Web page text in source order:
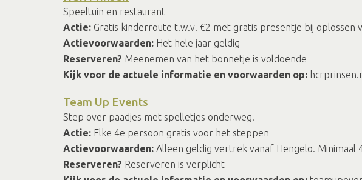
Speeltuin en restaurant
Actie: Gratis kinderroute t.w.v. €2 met gratis presentje bij oplossen
Actievoorwaarden: Het hele jaar geldig
Reserveren? Meenemen van het bonnetje is voldoende
Kijk voor de actuele informatie en voorwaarden op:
Team Up Events
Step over paadjes met spelletjes onderweg.
Actie: Elke 4e persoon gratis voor het steppen
Actievoorwaarden: Alleen geldig vertrek vanaf Hengelo. Minimaal
Reserveren? Reserveren is verplicht